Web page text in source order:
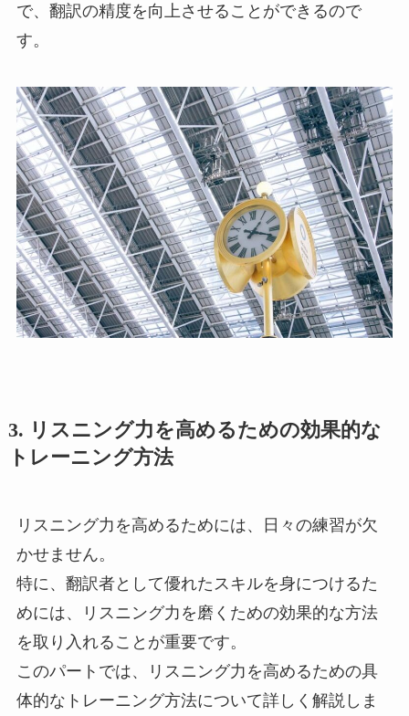
で、翻訳の精度を向上させることができるので
す。
3. リスニング力を高めるための効果的な
トレーニング方法
リスニング力を高めるためには、日々の練習が欠
かせません。
特に、翻訳者として優れたスキルを身につけるた
めには、リスニング力を磨くための効果的な方法
を取り入れることが重要です。
このパートでは、リスニング力を高めるための具
体的なトレーニング方法について詳しく解説しま